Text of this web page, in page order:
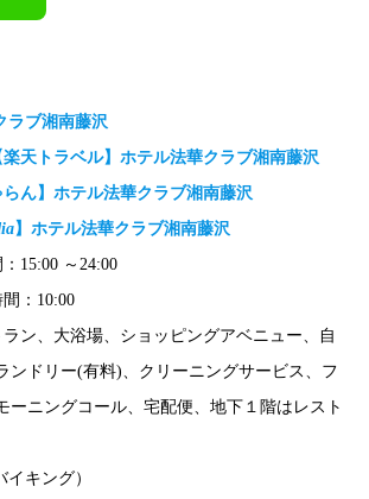
ラブ湘南藤沢
楽天トラベル】ホテル法華クラブ湘南藤沢
らん】ホテル法華クラブ湘南藤沢
】ホテル法華クラブ湘南藤沢
15:00 ～24:00
：10:00
ン、大浴場、ショッピングアベニュー、自
ンドリー(有料)、クリーニングサービス、フ
ーニングコール、宅配便、地下１階はレスト
キング）